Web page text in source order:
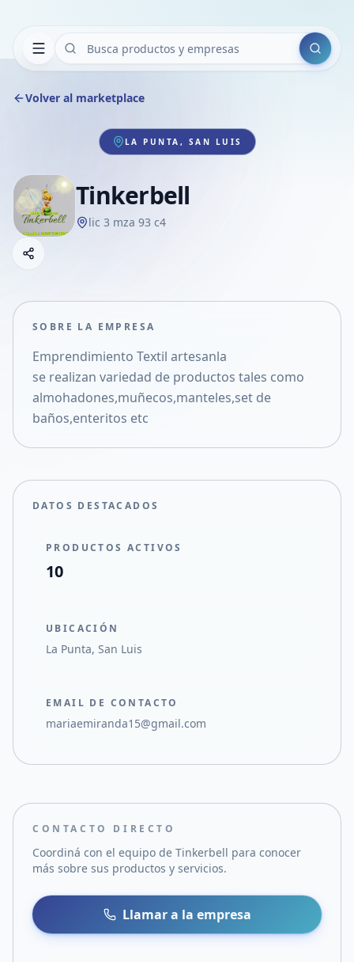
Buscar
Volver al marketplace
LA PUNTA, SAN LUIS
Tinkerbell
lic 3 mza 93 c4
Compartir empresa
Compartir en X
SOBRE LA EMPRESA
Emprendimiento Textil artesanla
se realizan variedad de productos tales como
almohadones,muñecos,manteles,set de
baños,enteritos etc
DATOS DESTACADOS
PRODUCTOS ACTIVOS
10
UBICACIÓN
La Punta, San Luis
EMAIL DE CONTACTO
mariaemiranda15@gmail.com
CONTACTO DIRECTO
Coordiná con el equipo de Tinkerbell para conocer
más sobre sus productos y servicios.
Llamar a la empresa